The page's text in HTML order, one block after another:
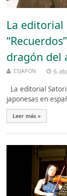
La editorial
dragón del
ESJAPON 6,
La editorial
japonesas en
Leer más »